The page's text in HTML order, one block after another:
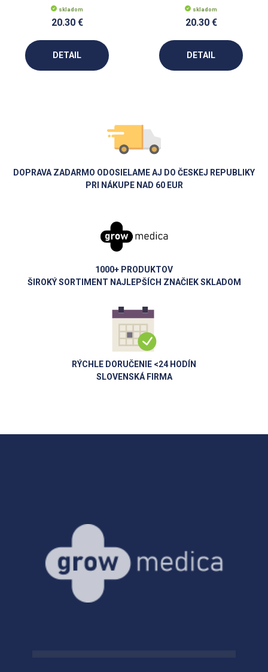
skladom
20.30 €
DETAIL
skladom
20.30 €
DETAIL
DOPRAVA ZADARMO ODOSIELAME AJ DO ČESKEJ REPUBLIKY
PRI NÁKUPE NAD 60 EUR
1000+ PRODUKTOV
ŠIROKÝ SORTIMENT NAJLEPŠÍCH ZNAČIEK SKLADOM
RÝCHLE DORUČENIE <24 HODÍN
SLOVENSKÁ FIRMA